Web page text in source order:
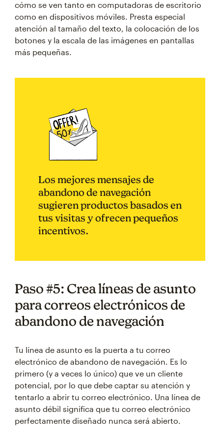
cómo se ven tanto en computadoras de escritorio
como en dispositivos móviles. Presta especial
atención al tamaño del texto, la colocación de los
botones y la escala de las imágenes en pantallas
más pequeñas.
Los mejores mensajes de
abandono de navegación
sugieren productos basados en
tus visitas y ofrecen pequeños
incentivos.
Paso #5: Crea líneas de asunto
para correos electrónicos de
abandono de navegación
Tu línea de asunto es la puerta a tu correo
electrónico de abandono de navegación. Es lo
primero (y a veces lo único) que ve un cliente
potencial, por lo que debe captar su atención y
tentarlo a abrir tu correo electrónico. Una línea de
asunto débil significa que tu correo electrónico
perfectamente diseñado nunca será abierto.